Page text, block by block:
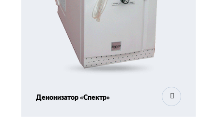
Деионизатор «Спектр»